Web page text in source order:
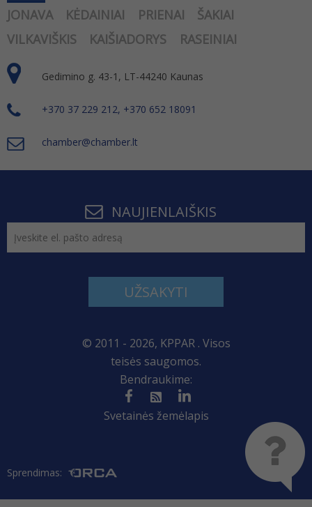
JONAVA
KĖDAINIAI PRIENAI
ŠAKIAI
VILKAVIŠKIS
KAIŠIADORYS RASEINIAI
Gedimino g. 43-1, LT-44240 Kaunas
+370 37 229 212, +370 652 18091
chamber@chamber.lt
NAUJIENLAIŠKIS
UŽSAKYTI
© 2011 - 2026, KPPAR . Visos
teisės saugomos.
Bendraukime:
Svetainės žemėlapis
Sprendimas: